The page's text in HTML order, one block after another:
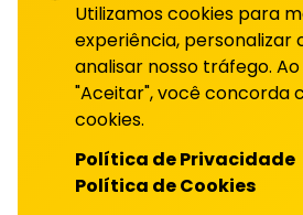
Fidelizar mais
menos esforço:
ESTRATÉGIA SIMPLES | LIHAI
Utilizamos cookies para
experiência, personalizar
analisar nosso tráfego.
"Aceitar", você concorda
cookies.
Política de Privacidade
Política de Cookies